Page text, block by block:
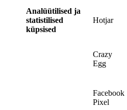
Analüütilised ja
statistilised
küpsised
Hotjar
Crazy
Egg
Facebook
Pixel